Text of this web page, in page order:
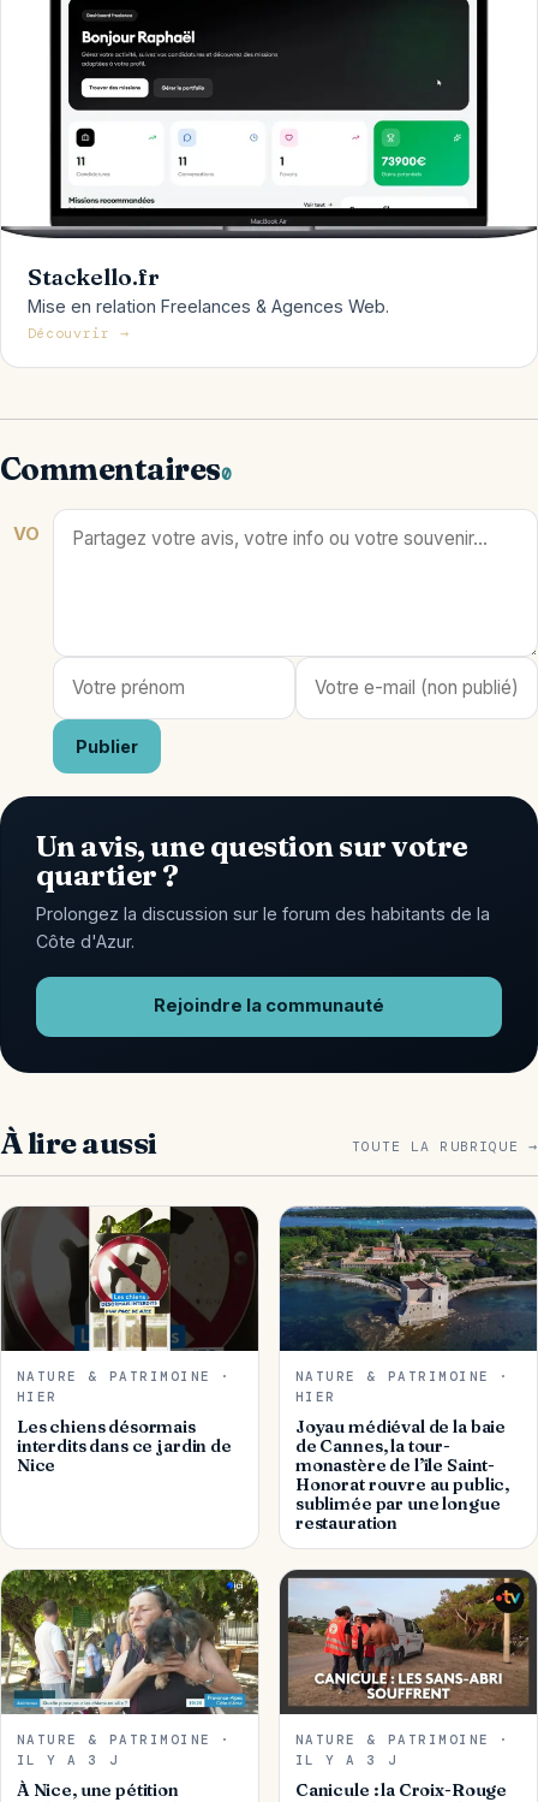
Stackello.fr
Mise en relation Freelances & Agences Web.
Découvrir →
Commentaires0
VO
Publier
Un avis, une question sur votre
quartier ?
Prolongez la discussion sur le forum des habitants de la
Côte d'Azur.
Rejoindre la communauté
À lire aussi TOUTE LA RUBRIQUE →
NATURE & PATRIMOINE ·
HIER
Les chiens désormais
interdits dans ce jardin de
Nice
NATURE & PATRIMOINE ·
HIER
Joyau médiéval de la baie
de Cannes, la tour-
monastère de l’île Saint-
Honorat rouvre au public,
sublimée par une longue
restauration
NATURE & PATRIMOINE ·
IL Y A 3 J
À Nice, une pétition
NATURE & PATRIMOINE ·
IL Y A 3 J
Canicule : la Croix-Rouge